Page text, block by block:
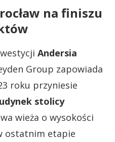
na finiszu
Andersia
Group zapowiada
roku przyniesie
stolicy
wieża o wysokości
ostatnim etapie